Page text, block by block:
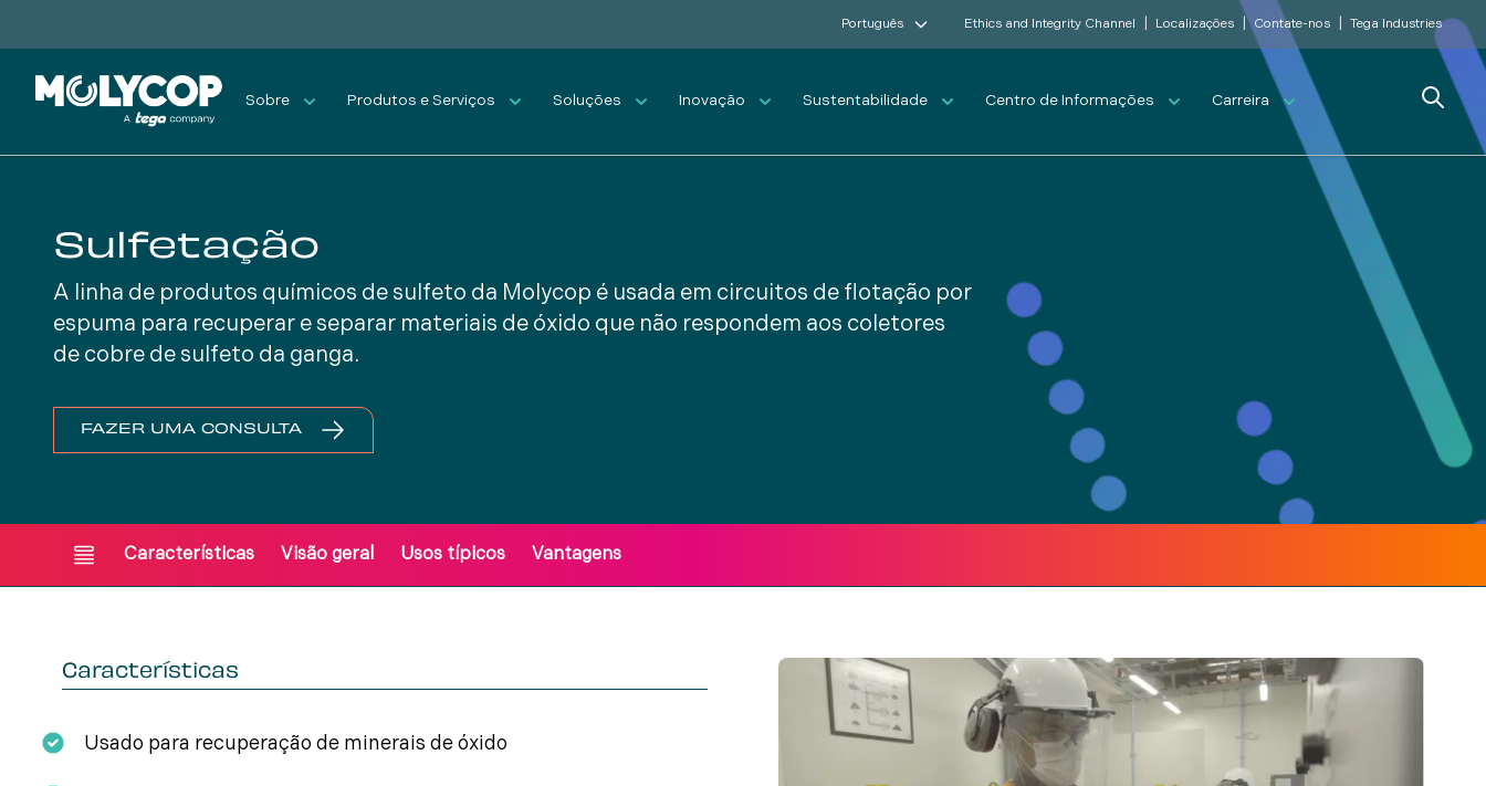
Português Ethics and Integrity Channel Localizações Contate-nos Tega Industries
Sobre Produtos e Serviços Soluções Inovação Sustentabilidade Centro de Informações Carreira Search
Sulfetação
A linha de produtos químicos de sulfeto da Molycop é usada em circuitos de flotação por
espuma para recuperar e separar materiais de óxido que não respondem aos coletores
de cobre de sulfeto da ganga.
FAZER UMA CONSULTA
Características Visão geral Usos típicos Vantagens
Características
Usado para recuperação de minerais de óxido